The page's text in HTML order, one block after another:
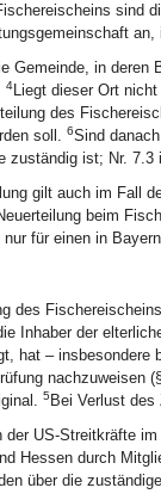
sind
Gemeinde, in deren
4Liegt dieser Ort
des
soll. 6Sind
zuständig ist; Nr.
gilt auch im Fall
beim
für einen in
des
Inhaber der
hat – insbesondere
nachzuweisen
5 Bei Verlust
US-Streitkräfte
Hessen durch
über die